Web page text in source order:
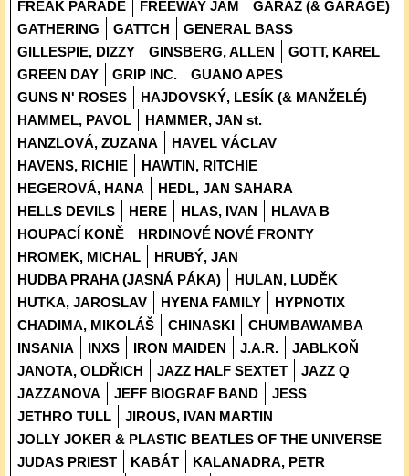
FREAK PARADE
FREEWAY JAM
GARÁŽ (& GARAGE)
GATHERING
GATTCH
GENERAL BASS
GILLESPIE, DIZZY
GINSBERG, ALLEN
GOTT, KAREL
GREEN DAY
GRIP INC.
GUANO APES
GUNS N' ROSES
HAJDOVSKÝ, LESÍK (& MANŽELÉ)
HAMMEL, PAVOL
HAMMER, JAN st.
HANZLOVÁ, ZUZANA
HAVEL VÁCLAV
HAVENS, RICHIE
HAWTIN, RITCHIE
HEGEROVÁ, HANA
HEDL, JAN SAHARA
HELLS DEVILS
HERE HLAS, IVAN
HLAVA B
HOUPACÍ KONĚ
HRDINOVÉ NOVÉ FRONTY
HROMEK, MICHAL
HRUBÝ, JAN
HUDBA PRAHA (JASNÁ PÁKA)
HULAN, LUDĚK
HUTKA, JAROSLAV
HYENA FAMILY
HYPNOTIX
CHADIMA, MIKOLÁŠ
CHINASKI
CHUMBAWAMBA
INSANIA
INXS IRON MAIDEN J.A.R.
JABLKOŇ
JANOTA, OLDŘICH
JAZZ HALF SEXTET
JAZZ Q
JAZZANOVA
JEFF BIOGRAF BAND
JESS
JETHRO TULL
JIROUS, IVAN MARTIN
JOLLY JOKER & PLASTIC BEATLES OF THE UNIVERSE
JUDAS PRIEST
KABÁT
KALANADRA, PETR